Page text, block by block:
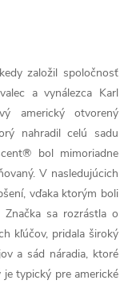
založil spoločnosť
a vynálezca Karl
americký otvorený
nahradil celú sadu
bol mimoriadne
V nasledujúcich
vďaka ktorým boli
Značka sa rozrástla o
kľúčov, pridala široký
a sád náradia, ktoré
typický pre americké